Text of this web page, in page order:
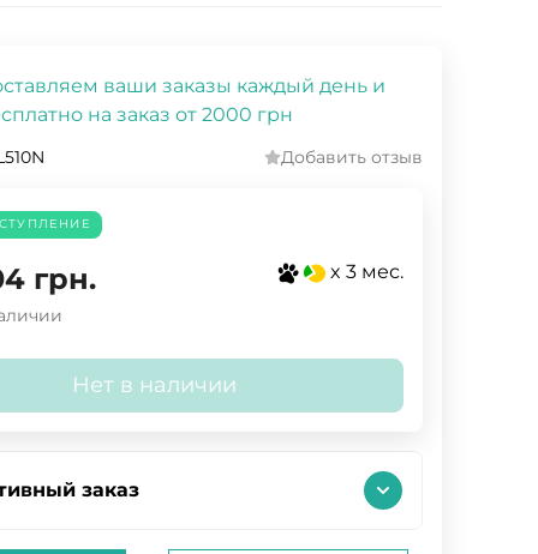
ваши заказы каждый день и
на заказ от 2000 грн
Добавить отзыв
грн. x 3 мес.
Нет в наличии
заказ